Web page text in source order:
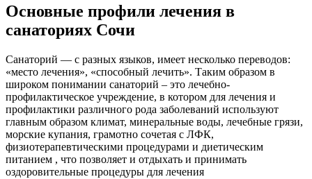
Основные профили лечения в
санаториях Сочи
Санаторий — с разных языков, имеет несколько переводов:
«место лечения», «способный лечить». Таким образом в
широком понимании санаторий – это лечебно-
профилактическое учреждение, в котором для лечения и
профилактики различного рода заболеваний используют
главным образом климат, минеральные воды, лечебные грязи,
морские купания, грамотно сочетая с ЛФК,
физиотерапевтическими процедурами и диетическим
питанием , что позволяет и отдыхать и принимать
оздоровительные процедуры для лечения